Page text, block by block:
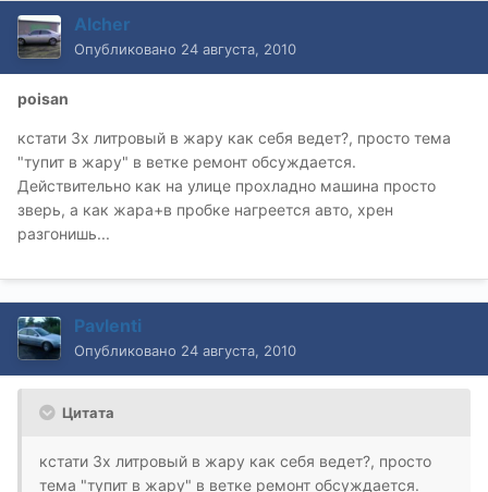
Alcher
Опубликовано 24 августа, 2010
poisan
кстати 3х литровый в жару как себя ведет?, просто тема
"тупит в жару" в ветке ремонт обсуждается.
Действительно как на улице прохладно машина просто
зверь, а как жара+в пробке нагреется авто, хрен
разгонишь...
Pavlenti
Опубликовано 24 августа, 2010
Цитата
кстати 3х литровый в жару как себя ведет?, просто
тема "тупит в жару" в ветке ремонт обсуждается.